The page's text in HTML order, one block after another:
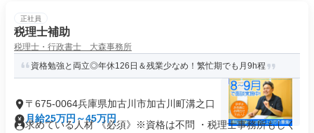
正社員
税理士補助
税理士・行政書士 大森事務所
資格勉強と両立◎年休126日＆残業少なめ！繁忙期でも月9h程
〒675-0064兵庫県加古川市加古川町溝之口
月給25万円～45万円
求めている人材 《必須》※資格は不問 ・税理士事務所もしく